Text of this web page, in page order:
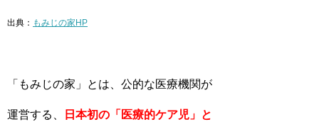
出典： もみじの家HP
「もみじの家」とは、公的な医療機関が
運営する、 日本初の「医療的ケア児」と